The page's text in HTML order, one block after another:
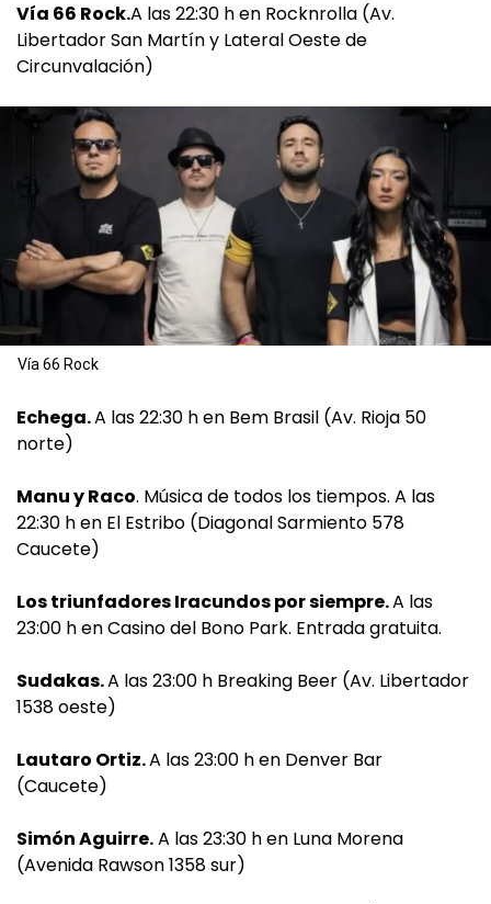
Vía 66 Rock.A las 22:30 h en Rocknrolla (Av.
Libertador San Martín y Lateral Oeste de
Circunvalación)
Vía 66 Rock
Echega.A las 22:30 h en Bem Brasil (Av. Rioja 50
norte)
Manu y Raco. Música de todos los tiempos. A las
22:30 h en El Estribo (Diagonal Sarmiento 578
Caucete)
Los triunfadores Iracundos por siempre.A las
23:00 h en Casino del Bono Park. Entrada gratuita.
Sudakas.A las 23:00 h Breaking Beer (Av. Libertador
1538 oeste)
Lautaro Ortiz.A las 23:00 h en Denver Bar
(Caucete)
Simón Aguirre.A las 23:30 h en Luna Morena
(Avenida Rawson 1358 sur)